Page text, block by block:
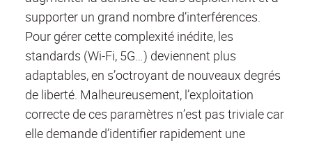
supporter un grand nombre d’interférences.
Pour gérer cette complexité inédite, les
standards (Wi-Fi, 5G…) deviennent plus
adaptables, en s’octroyant de nouveaux degrés
de liberté. Malheureusement, l’exploitation
correcte de ces paramètres n’est pas triviale car
elle demande d’identifier rapidement une